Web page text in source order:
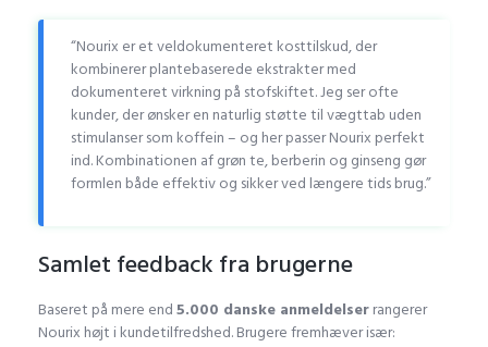
“Nourix er et veldokumenteret kosttilskud, der
kombinerer plantebaserede ekstrakter med
dokumenteret virkning på stofskiftet. Jeg ser ofte
kunder, der ønsker en naturlig støtte til vægttab uden
stimulanser som koffein – og her passer Nourix perfekt
ind. Kombinationen af grøn te, berberin og ginseng gør
formlen både effektiv og sikker ved længere tids brug.”
Samlet feedback fra brugerne
Baseret på mere end5.000 danske anmeldelserrangerer
Nourix højt i kundetilfredshed. Brugere fremhæver især: